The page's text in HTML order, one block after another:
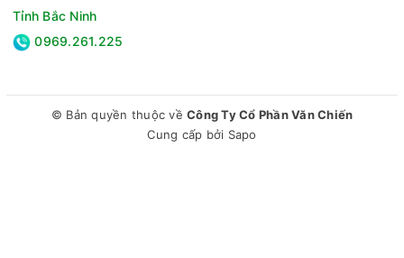
Tỉnh Bắc Ninh
0969.261.225
© Bản quyền thuộc về Công Ty Cổ Phần Văn Chiến
Cung cấp bởi Sapo